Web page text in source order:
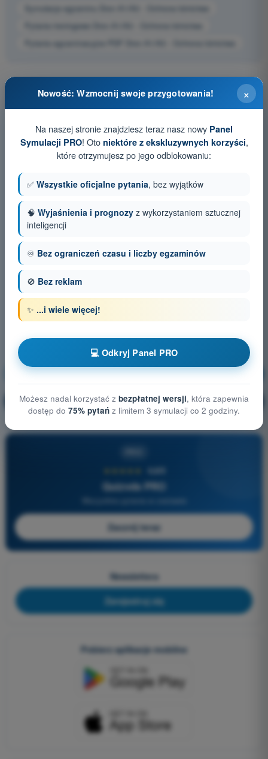
Symulacja egzaminu Dron A1/A3 - Ochrona lotnictwa
Pytania treningowe Dron A1/A3 - Ochrona lotnictwa
Pytania egzaminacyjne PDF Dron A1/A3 - Ochrona lotnictwa
Ochrona lotnictwa Trening!
🔒 PRO Wyjaśnienie pytania
4,6/5
Quizvds PRO
Zacznij teraz
Newslettera
Zarejestruj się
Pobierz aplikacje mobilne
×
Nowość: Wzmocnij swoje przygotowania!
Na naszej stronie znajdziesz teraz nasz nowy Panel
Symulacji PRO! Oto niektóre z ekskluzywnych korzyści,
które otrzymujesz po jego odblokowaniu:
✅ Wszystkie oficjalne pytania, bez wyjątków
🧠 Wyjaśnienia i prognozy z wykorzystaniem sztucznej
inteligencji
♾️ Bez ograniczeń czasu i liczby egzaminów
🚫 Bez reklam
✨ ...i wiele więcej!
💻 Odkryj Panel PRO
Możesz nadal korzystać z bezpłatnej wersji, która zapewnia
dostęp do 75% pytań z limitem 3 symulacji co 2 godziny.